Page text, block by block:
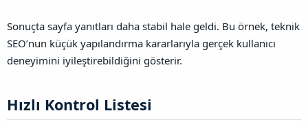
Sonuçta sayfa yanıtları daha stabil hale geldi. Bu örnek, teknik
SEO’nun küçük yapılandırma kararlarıyla gerçek kullanıcı
deneyimini iyileştirebildiğini gösterir.
Hızlı Kontrol Listesi​